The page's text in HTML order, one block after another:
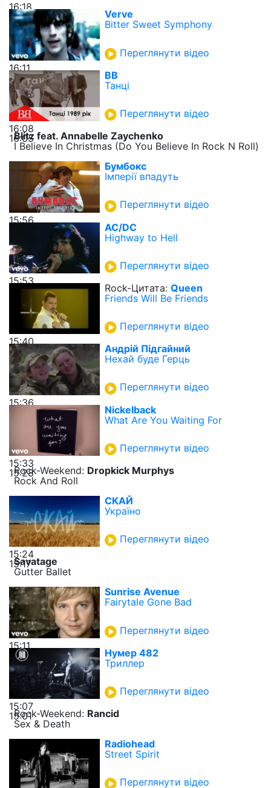
16:18
16:11
Verve
Bitter Sweet Symphony
Переглянути відео
16:08
ВВ
Танці
Переглянути відео
16:05
Blitz feat. Annabelle Zaychenko
I Believe In Christmas (Do You Believe In Rock N Roll)
15:56
Бумбокс
Імперії впадуть
Переглянути відео
15:53
AC/DC
Highway to Hell
Переглянути відео
15:40
Rock-Цитата: Queen
Friends Will Be Friends
Переглянути відео
15:36
Андрій Підгайний
Нехай буде Герць
Переглянути відео
15:33
Nickelback
What Are You Waiting For
Переглянути відео
15:28
Rock-Weekend: Dropkick Murphys
Rock And Roll
15:24
СКАЙ
Україно
Переглянути відео
15:17
Savatage
Gutter Ballet
15:11
Sunrise Avenue
Fairytale Gone Bad
Переглянути відео
15:07
Нумер 482
Триллер
Переглянути відео
15:01
Rock-Weekend: Rancid
Sex & Death
Radiohead
Street Spirit
Переглянути відео